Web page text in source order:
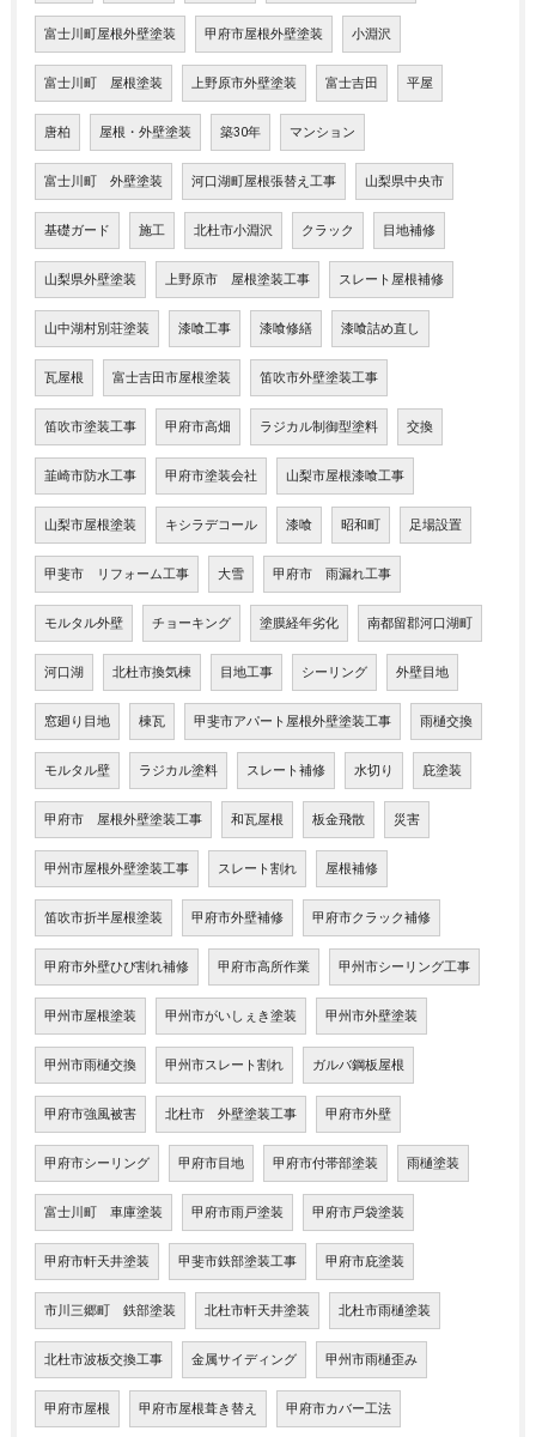
富士川町屋根外壁塗装 甲府市屋根外壁塗装 小淵沢
富士川町 屋根塗装 上野原市外壁塗装 富士吉田 平屋
唐柏 屋根・外壁塗装 築30年 マンション
富士川町 外壁塗装 河口湖町屋根張替え工事 山梨県中央市
基礎ガード 施工 北杜市小淵沢 クラック 目地補修
山梨県外壁塗装 上野原市 屋根塗装工事 スレート屋根補修
山中湖村別荘塗装 漆喰工事 漆喰修繕 漆喰詰め直し
瓦屋根 富士吉田市屋根塗装 笛吹市外壁塗装工事
笛吹市塗装工事 甲府市高畑 ラジカル制御型塗料 交換
韮崎市防水工事 甲府市塗装会社 山梨市屋根漆喰工事
山梨市屋根塗装 キシラデコール 漆喰 昭和町 足場設置
甲斐市 リフォーム工事 大雪 甲府市 雨漏れ工事
モルタル外壁 チョーキング 塗膜経年劣化 南都留郡河口湖町
河口湖 北杜市換気棟 目地工事 シーリング 外壁目地
窓廻り目地 棟瓦 甲斐市アパート屋根外壁塗装工事 雨樋交換
モルタル壁 ラジカル塗料 スレート補修 水切り 庇塗装
甲府市 屋根外壁塗装工事 和瓦屋根 板金飛散 災害
甲州市屋根外壁塗装工事 スレート割れ 屋根補修
笛吹市折半屋根塗装 甲府市外壁補修 甲府市クラック補修
甲府市外壁ひび割れ補修 甲府市高所作業 甲州市シーリング工事
甲州市屋根塗装 甲州市がいしぇき塗装 甲州市外壁塗装
甲州市雨樋交換 甲州市スレート割れ ガルバ鋼板屋根
甲府市強風被害 北杜市 外壁塗装工事 甲府市外壁
甲府市シーリング 甲府市目地 甲府市付帯部塗装 雨樋塗装
富士川町 車庫塗装 甲府市雨戸塗装 甲府市戸袋塗装
甲府市軒天井塗装 甲斐市鉄部塗装工事 甲府市庇塗装
市川三郷町 鉄部塗装 北杜市軒天井塗装 北杜市雨樋塗装
北杜市波板交換工事 金属サイディング 甲州市雨樋歪み
甲府市屋根 甲府市屋根葺き替え 甲府市カバー工法